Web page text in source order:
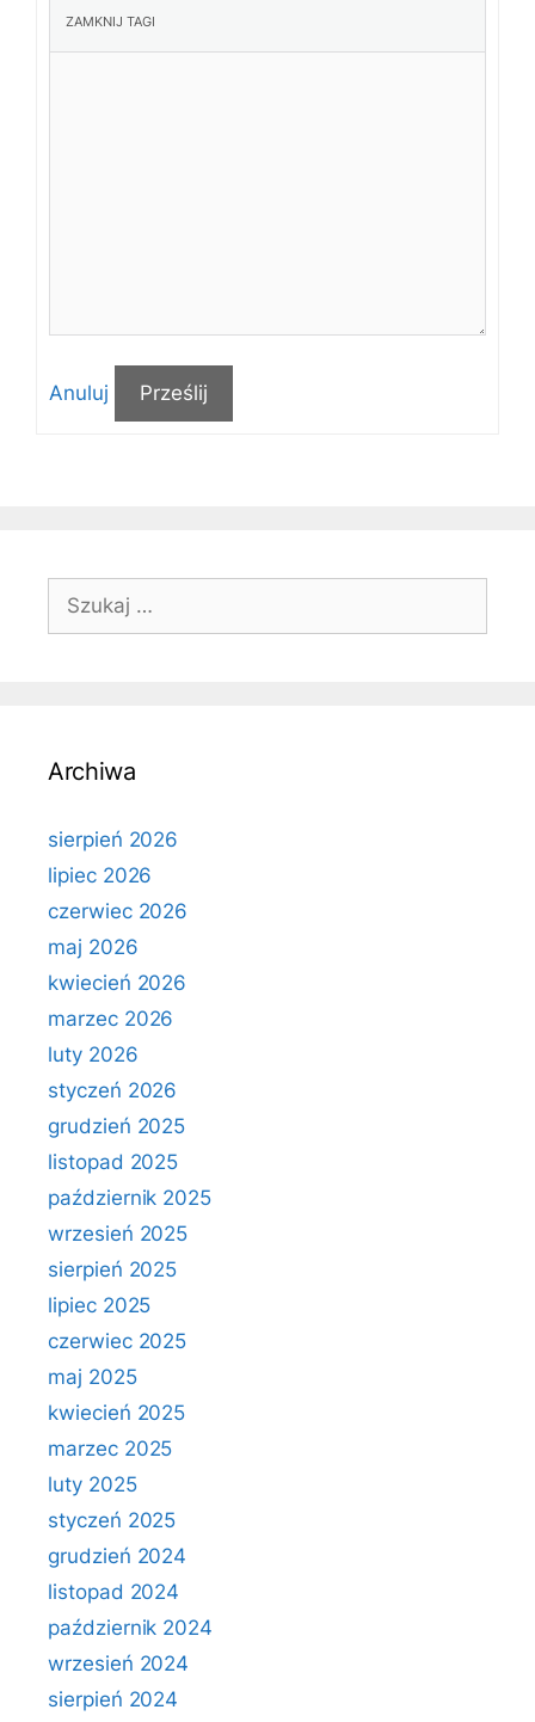
Anuluj Prześlij
Szukaj:
Archiwa
sierpień 2026
lipiec 2026
czerwiec 2026
maj 2026
kwiecień 2026
marzec 2026
luty 2026
styczeń 2026
grudzień 2025
listopad 2025
październik 2025
wrzesień 2025
sierpień 2025
lipiec 2025
czerwiec 2025
maj 2025
kwiecień 2025
marzec 2025
luty 2025
styczeń 2025
grudzień 2024
listopad 2024
październik 2024
wrzesień 2024
sierpień 2024